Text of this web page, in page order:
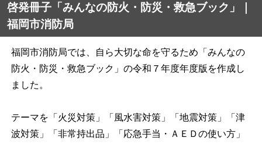
啓発冊子「みんなの防火・防災・救急ブック」｜
福岡市消防局
福岡市消防局では、自ら大切な命を守るため「みんなの
防火・防災・救急ブック」の令和７年度年度版を作成し
ました。
テーマを「火災対策」「風水害対策」「地震対策」「津
波対策」「非常持出品」「応急手当・ＡＥＤの使い方」